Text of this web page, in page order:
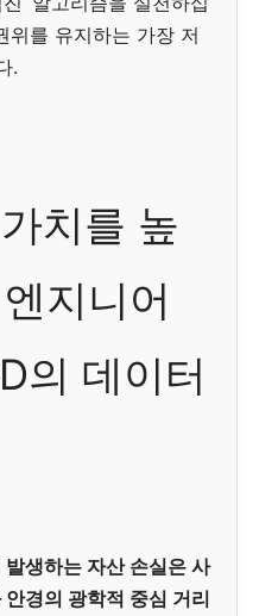
위를 유지하는 가장 저
.
치를 높
지니어
의 데이터
생하는 자산 손실은 사
경의 광학적 중심 거리